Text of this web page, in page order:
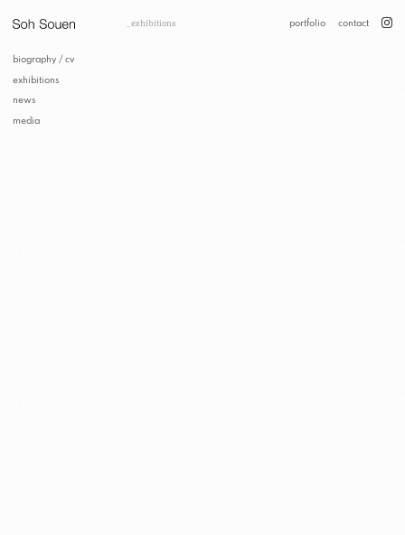
biography / cv
exhibitions
news
media
portfolio contact
exhibitions